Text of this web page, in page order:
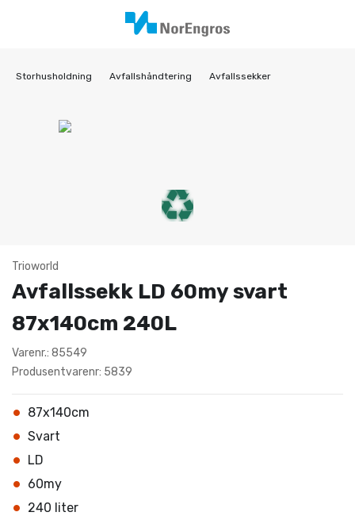
Storhusholdning Avfallshåndtering Avfallssekker
Trioworld
Avfallssekk LD 60my svart
87x140cm 240L
Varenr.: 85549
Produsentvarenr: 5839
87x140cm
Svart
LD
60my
240 liter